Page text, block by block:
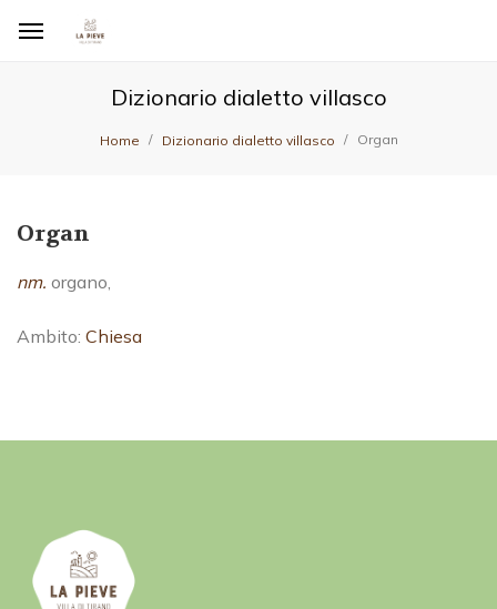
Dizionario dialetto villasco
Home Dizionario dialetto villasco Organ
Organ
nm. organo,
Ambito: Chiesa